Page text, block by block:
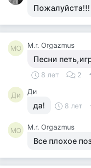
Пожалуйста!!!
MO M.r. Orgazmus
Песни
8 лет 2
Ди Ди
да! 8 лет
MO M.r. Orgazmus
Все плохое